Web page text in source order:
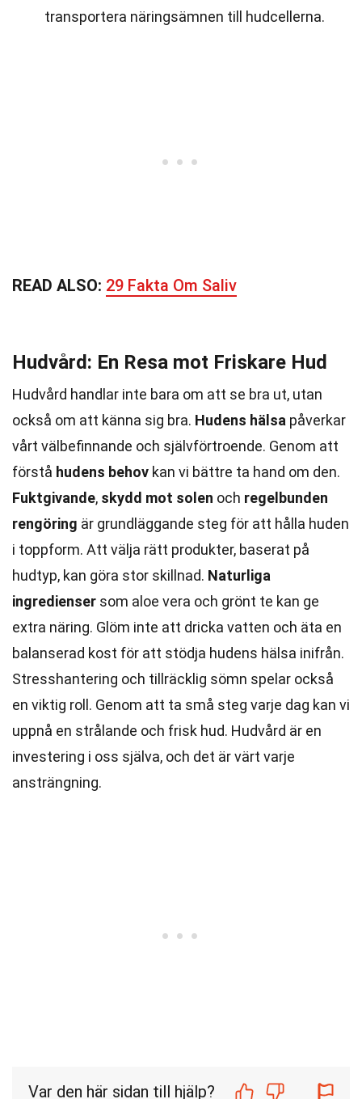
transportera näringsämnen till hudcellerna.
READ ALSO: 29 Fakta Om Saliv
Hudvård: En Resa mot Friskare Hud
Hudvård handlar inte bara om att se bra ut, utan
också om att känna sig bra. Hudens hälsa påverkar
vårt välbefinnande och självförtroende. Genom att
förstå hudens behov kan vi bättre ta hand om den.
Fuktgivande, skydd mot solen och regelbunden
rengöring är grundläggande steg för att hålla huden
i toppform. Att välja rätt produkter, baserat på
hudtyp, kan göra stor skillnad. Naturliga
ingredienser som aloe vera och grönt te kan ge
extra näring. Glöm inte att dricka vatten och äta en
balanserad kost för att stödja hudens hälsa inifrån.
Stresshantering och tillräcklig sömn spelar också
en viktig roll. Genom att ta små steg varje dag kan vi
uppnå en strålande och frisk hud. Hudvård är en
investering i oss själva, och det är värt varje
ansträngning.
Var den här sidan till hjälp?